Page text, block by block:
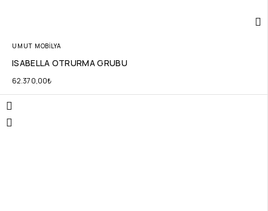
UMUT MOBİLYA
ISABELLA OTRURMA GRUBU
62.370,00₺